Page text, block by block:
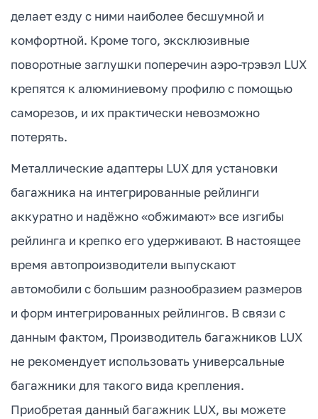
делает езду с ними наиболее бесшумной и
комфортной. Кроме того, эксклюзивные
поворотные заглушки поперечин аэро-трэвэл LUX
крепятся к алюминиевому профилю с помощью
саморезов, и их практически невозможно
потерять.
Металлические адаптеры LUX для установки
багажника на интегрированные рейлинги
аккуратно и надёжно «обжимают» все изгибы
рейлинга и крепко его удерживают. В настоящее
время автопроизводители выпускают
автомобили с большим разнообразием размеров
и форм интегрированных рейлингов. В связи с
данным фактом, Производитель багажников LUX
не рекомендует использовать универсальные
багажники для такого вида крепления.
Приобретая данный багажник LUX, вы можете